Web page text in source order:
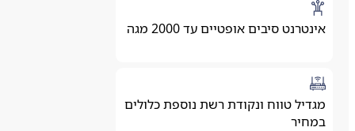
אינטרנט סיבים אופטיים עד 2000 מגה
מגדיל טווח ונקודת רשת נוספת כלולים
במחיר